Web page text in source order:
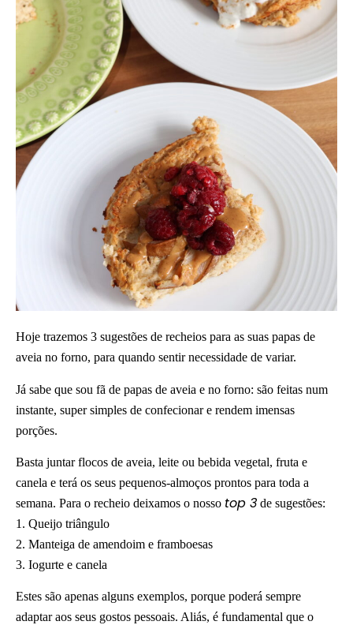
Hoje trazemos 3 sugestões de recheios para as suas papas de
aveia no forno, para quando sentir necessidade de variar.
Já sabe que sou fã de papas de aveia e no forno: são feitas num
instante, super simples de confecionar e rendem imensas
porções.
Basta juntar flocos de aveia, leite ou bebida vegetal, fruta e
canela e terá os seus pequenos-almoços prontos para toda a
semana. Para o recheio deixamos o nosso top 3 de sugestões:
1. Queijo triângulo
2. Manteiga de amendoim e framboesas
3. Iogurte e canela
Estes são apenas alguns exemplos, porque poderá sempre
adaptar aos seus gostos pessoais. Aliás, é fundamental que o